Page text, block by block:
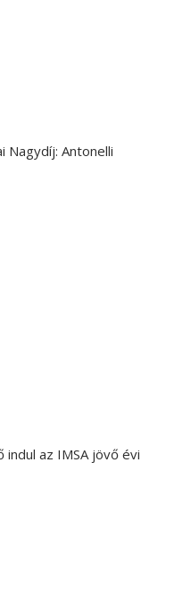
Nagydíj: Antonelli
az IMSA jövő évi